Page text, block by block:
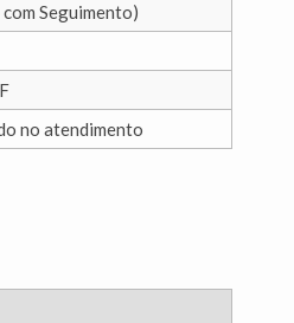
Seguimento)
no atendimento